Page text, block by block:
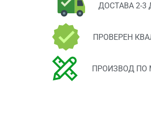
ДОСТАВА 2-3
ПРОВЕРЕН
ПРОИЗВОД ПО